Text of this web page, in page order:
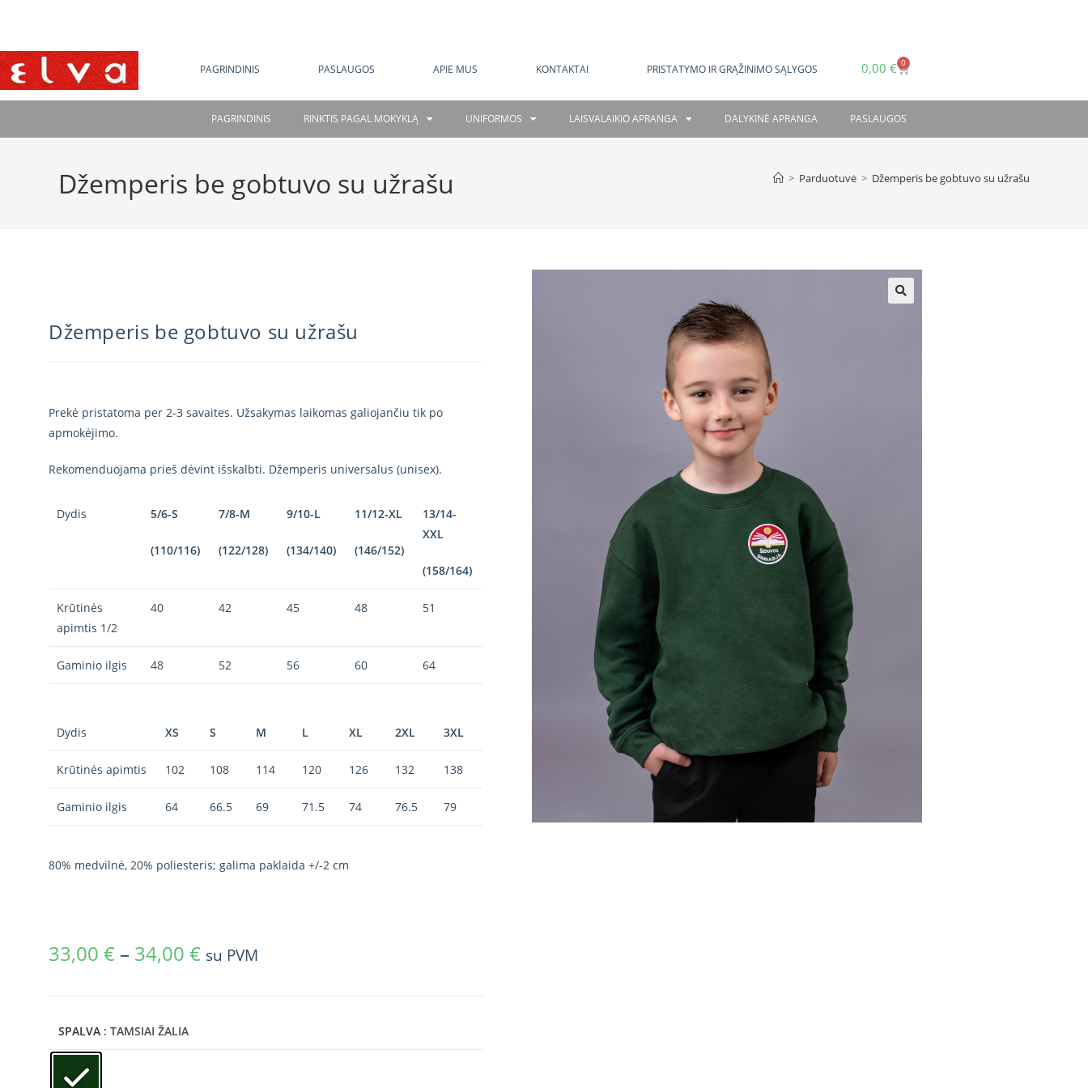
PAGRINDINIS PASLAUGOS APIE MUS KONTAKTAI PRISTATYMO IR GRĄŽINIMO SĄLYGOS 0,00 € 0
PAGRINDINIS RINKTIS PAGAL MOKYKLĄ UNIFORMOS LAISVALAIKIO APRANGA DALYKINĖ APRANGA PASLAUGOS
Džemperis be gobtuvo su užrašu > Parduotuvė > Džemperis be gobtuvo su užrašu
Džemperis be gobtuvo su užrašu
Prekė pristatoma per 2-3 savaites. Užsakymas laikomas galiojančiu tik po
apmokėjimo.
Rekomenduojama prieš dėvint išskalbti. Džemperis universalus (unisex).
Dydis 5/6-S
(110/116)
7/8-M
(122/128)
9/10-L
(134/140)
11/12-XL
(146/152)
13/14-
XXL
(158/164)
Krūtinės
apimtis 1/2
40 42 45 48 51
Gaminio ilgis 48 52 56 60 64
Dydis XS S M L XL 2XL 3XL
Krūtinės apimtis 102 108 114 120 126 132 138
Gaminio ilgis 64 66.5 69 71.5 74 76.5 79
80% medvilnė, 20% poliesteris; galima paklaida +/-2 cm
33,00 € – 34,00 € su PVM
SPALVA : TAMSIAI ŽALIA